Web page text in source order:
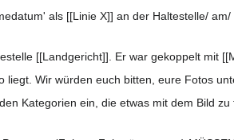
als [[Linie X]] an der Haltestelle/
[[Landgericht]]. Er war gekoppelt mit
liegt. Wir würden euch bitten, eure Fotos
Kategorien ein, die etwas mit dem Bild zu